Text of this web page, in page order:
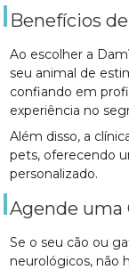
Benefícios
Ao escolher a
seu animal de
confiando em
experiência no
Além disso, a
pets, oferecendo
personalizado.
Agende uma
Se o seu cão ou
neurológicos, não